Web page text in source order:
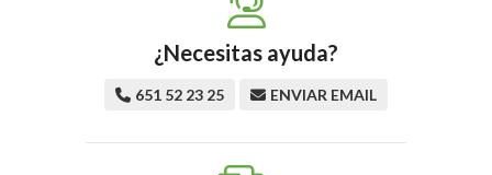
¿Necesitas ayuda?
651 52 23 25 ENVIAR EMAIL